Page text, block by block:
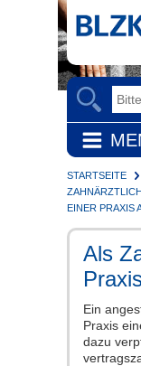
STARTSEITE
EINER PRAXIS
Als
Ein
Praxis
dazu